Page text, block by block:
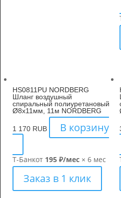
HS0811PU NORDBERG
Шланг воздушный
спиральный полиуретановый
Ø8х11мм, 11м NORDBERG
1 170 RUB В корзину
Т-Банкот 195 ₽/мес × 6 мес
Заказ в 1 клик